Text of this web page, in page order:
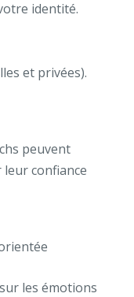
identité.
et privées).
peuvent
confiance
les émotions